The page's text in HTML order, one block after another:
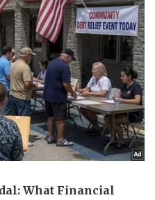
Ô tô - Xe máy
Ô tô
Xe máy
Tư vấn